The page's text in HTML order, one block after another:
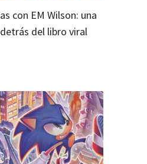
con EM Wilson: una
del libro viral